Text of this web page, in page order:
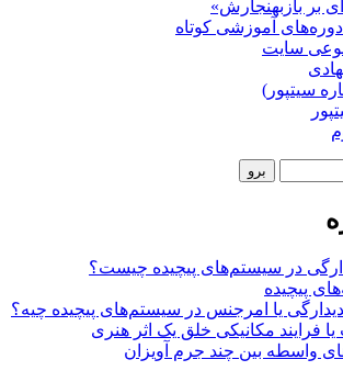
بر بازبهنجارش»
آموزشی کوتاه
سایت
سیتپور)
در سیستم‌های پیچیده چیست؟
پیچیده
یا امرجنس در سیستم‌های پیچیده چیه؟
فرایند مکانیکی خلق یک اثر هنری
واسطه بین چند جرم آویزان